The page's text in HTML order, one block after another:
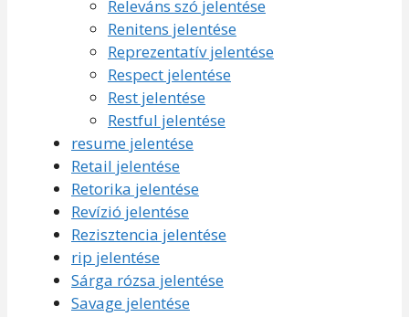
Releváns szó jelentése
Renitens jelentése
Reprezentatív jelentése
Respect jelentése
Rest jelentése
Restful jelentése
resume jelentése
Retail jelentése
Retorika jelentése
Revízió jelentése
Rezisztencia jelentése
rip jelentése
Sárga rózsa jelentése
Savage jelentése